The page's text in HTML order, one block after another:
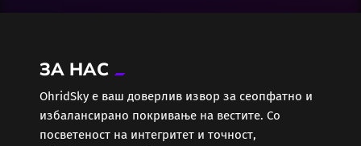
Еротика
Забава
ЗА НАС
ОhridSky е ваш доверлив извор за сеопфатно и
избалансирано покривање на вестите. Со
посветеност на интегритет и точност,